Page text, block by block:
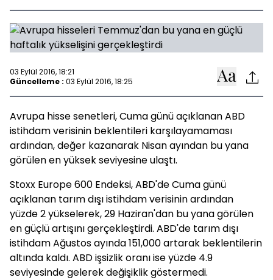
03 Eylül 2016, 18:21
Güncelleme : 03 Eylül 2016, 18:25
Avrupa hisse senetleri, Cuma günü açıklanan ABD
istihdam verisinin beklentileri karşılayamaması
ardından, değer kazanarak Nisan ayından bu yana
görülen en yüksek seviyesine ulaştı.
Stoxx Europe 600 Endeksi, ABD'de Cuma günü
açıklanan tarım dışı istihdam verisinin ardından
yüzde 2 yükselerek, 29 Haziran'dan bu yana görülen
en güçlü artışını gerçekleştirdi. ABD'de tarım dışı
istihdam Ağustos ayında 151,000 artarak beklentilerin
altında kaldı. ABD işsizlik oranı ise yüzde 4.9
seviyesinde gelerek değişiklik göstermedi.